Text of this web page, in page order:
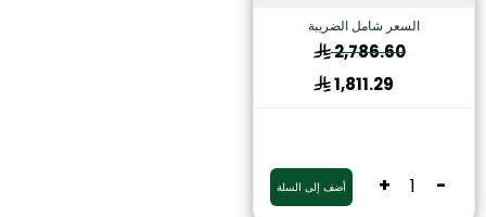
السعر شامل الضريبة
2,786.60
1,811.29
-
+ أضف إلى السلة